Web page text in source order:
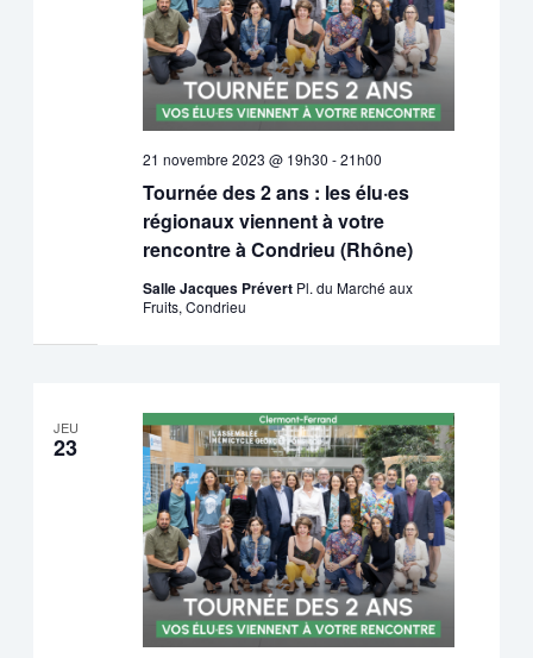
Tournée des 2 ans : les élu·es
régionaux viennent à votre
rencontre à Condrieu (Rhône)
21 novembre 2023 @ 19h30 -21h00
Salle Jacques Prévert Pl. du Marché aux
Fruits, Condrieu
JEU
23